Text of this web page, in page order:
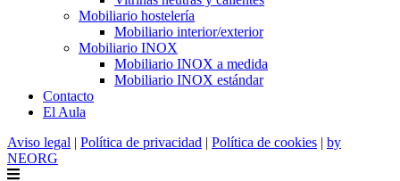
Mobiliario hostelería
Mobiliario interior/exterior
Mobiliario INOX
Mobiliario INOX a medida
Mobiliario INOX estándar
Contacto
El Aula
Aviso legal | Política de privacidad | Política de cookies | by
NEORG